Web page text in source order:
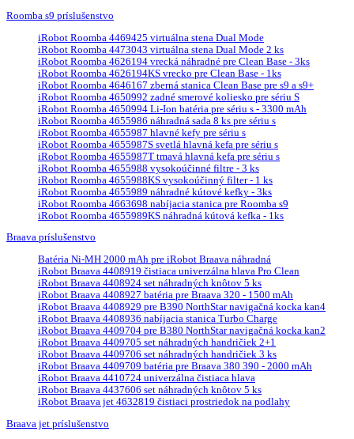
Roomba s9 príslušenstvo
iRobot Roomba 4469425 virtuálna stena Dual Mode
iRobot Roomba 4473043 virtuálna stena Dual Mode 2 ks
iRobot Roomba 4626194 vrecká náhradné pre Clean Base - 3ks
iRobot Roomba 4626194KS vrecko pre Clean Base - 1ks
iRobot Roomba 4646167 zberná stanica Clean Base pre s9 a s9+
iRobot Roomba 4650992 zadné smerové koliesko pre sériu S
iRobot Roomba 4650994 Li-Ion batéria pre sériu s - 3300 mAh
iRobot Roomba 4655986 náhradná sada 8 ks pre sériu s
iRobot Roomba 4655987 hlavné kefy pre sériu s
iRobot Roomba 4655987S svetlá hlavná kefa pre sériu s
iRobot Roomba 4655987T tmavá hlavná kefa pre sériu s
iRobot Roomba 4655988 vysokoúčinné filtre - 3 ks
iRobot Roomba 4655988KS vysokoúčinný filter - 1 ks
iRobot Roomba 4655989 náhradné kútové kefky - 3ks
iRobot Roomba 4663698 nabíjacia stanica pre Roomba s9
iRobot Roomba 4655989KS náhradná kútová kefka - 1ks
Braava príslušenstvo
Batéria Ni-MH 2000 mAh pre iRobot Braava náhradná
iRobot Braava 4408919 čistiaca univerzálna hlava Pro Clean
iRobot Braava 4408924 set náhradných knôtov 5 ks
iRobot Braava 4408927 batéria pre Braava 320 - 1500 mAh
iRobot Braava 4408929 pre B390 NorthStar navigačná kocka kan4
iRobot Braava 4408936 nabíjacia stanica Turbo Charge
iRobot Braava 4409704 pre B380 NorthStar navigačná kocka kan2
iRobot Braava 4409705 set náhradných handričiek 2+1
iRobot Braava 4409706 set náhradných handričiek 3 ks
iRobot Braava 4409709 batéria pre Braava 380 390 - 2000 mAh
iRobot Braava 4410724 univerzálna čistiaca hlava
iRobot Braava 4437606 set náhradných knôtov 5 ks
iRobot Braava jet 4632819 čistiaci prostriedok na podlahy
Braava jet príslušenstvo